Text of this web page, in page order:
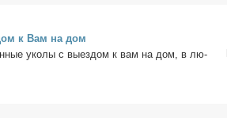
к Вам на дом
уко­лы с вы­ез­дом к вам на дом, в лю­